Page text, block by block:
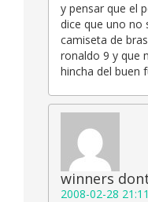
y pensar que el
dice que uno no
camiseta de
ronaldo 9 y que
hincha del buen
winners
2008-02-28